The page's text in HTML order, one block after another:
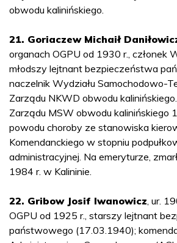
obwodu kalinińskiego.
21. Goriaczew Michaił
organach OGPU od 1930 r., członek
młodszy lejtnant bezpieczeństwa
naczelnik Wydziału Samochodowo-
Zarządu NKWD obwodu
Zarządu MSW obwodu kalinińskiego
powodu choroby ze stanowiska
Komendanckiego w stopniu
administracyjnej. Na emeryturze,
1984 r. w Kalininie.
22. Gribow Josif Iwanowicz , ur.
OGPU od 1925 r., starszy lejtnant
państwowego (17.03.1940);